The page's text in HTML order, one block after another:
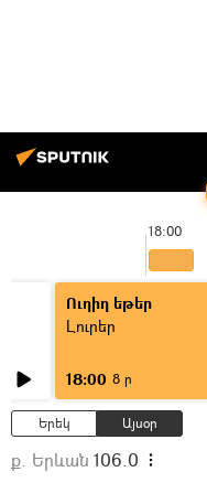
18:00
Ուղիղ եթեր
Լուրեր
18:00 8 ր
Երեկ Այսօր
ք. Երևան 106.0